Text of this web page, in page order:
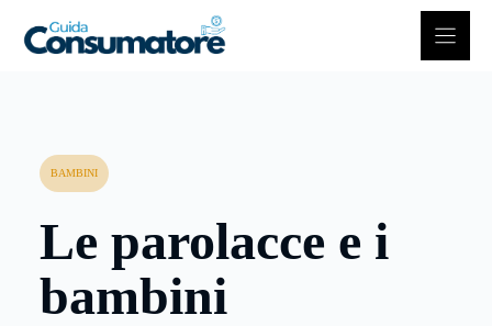
BAMBINI
Le parolacce e i
bambini